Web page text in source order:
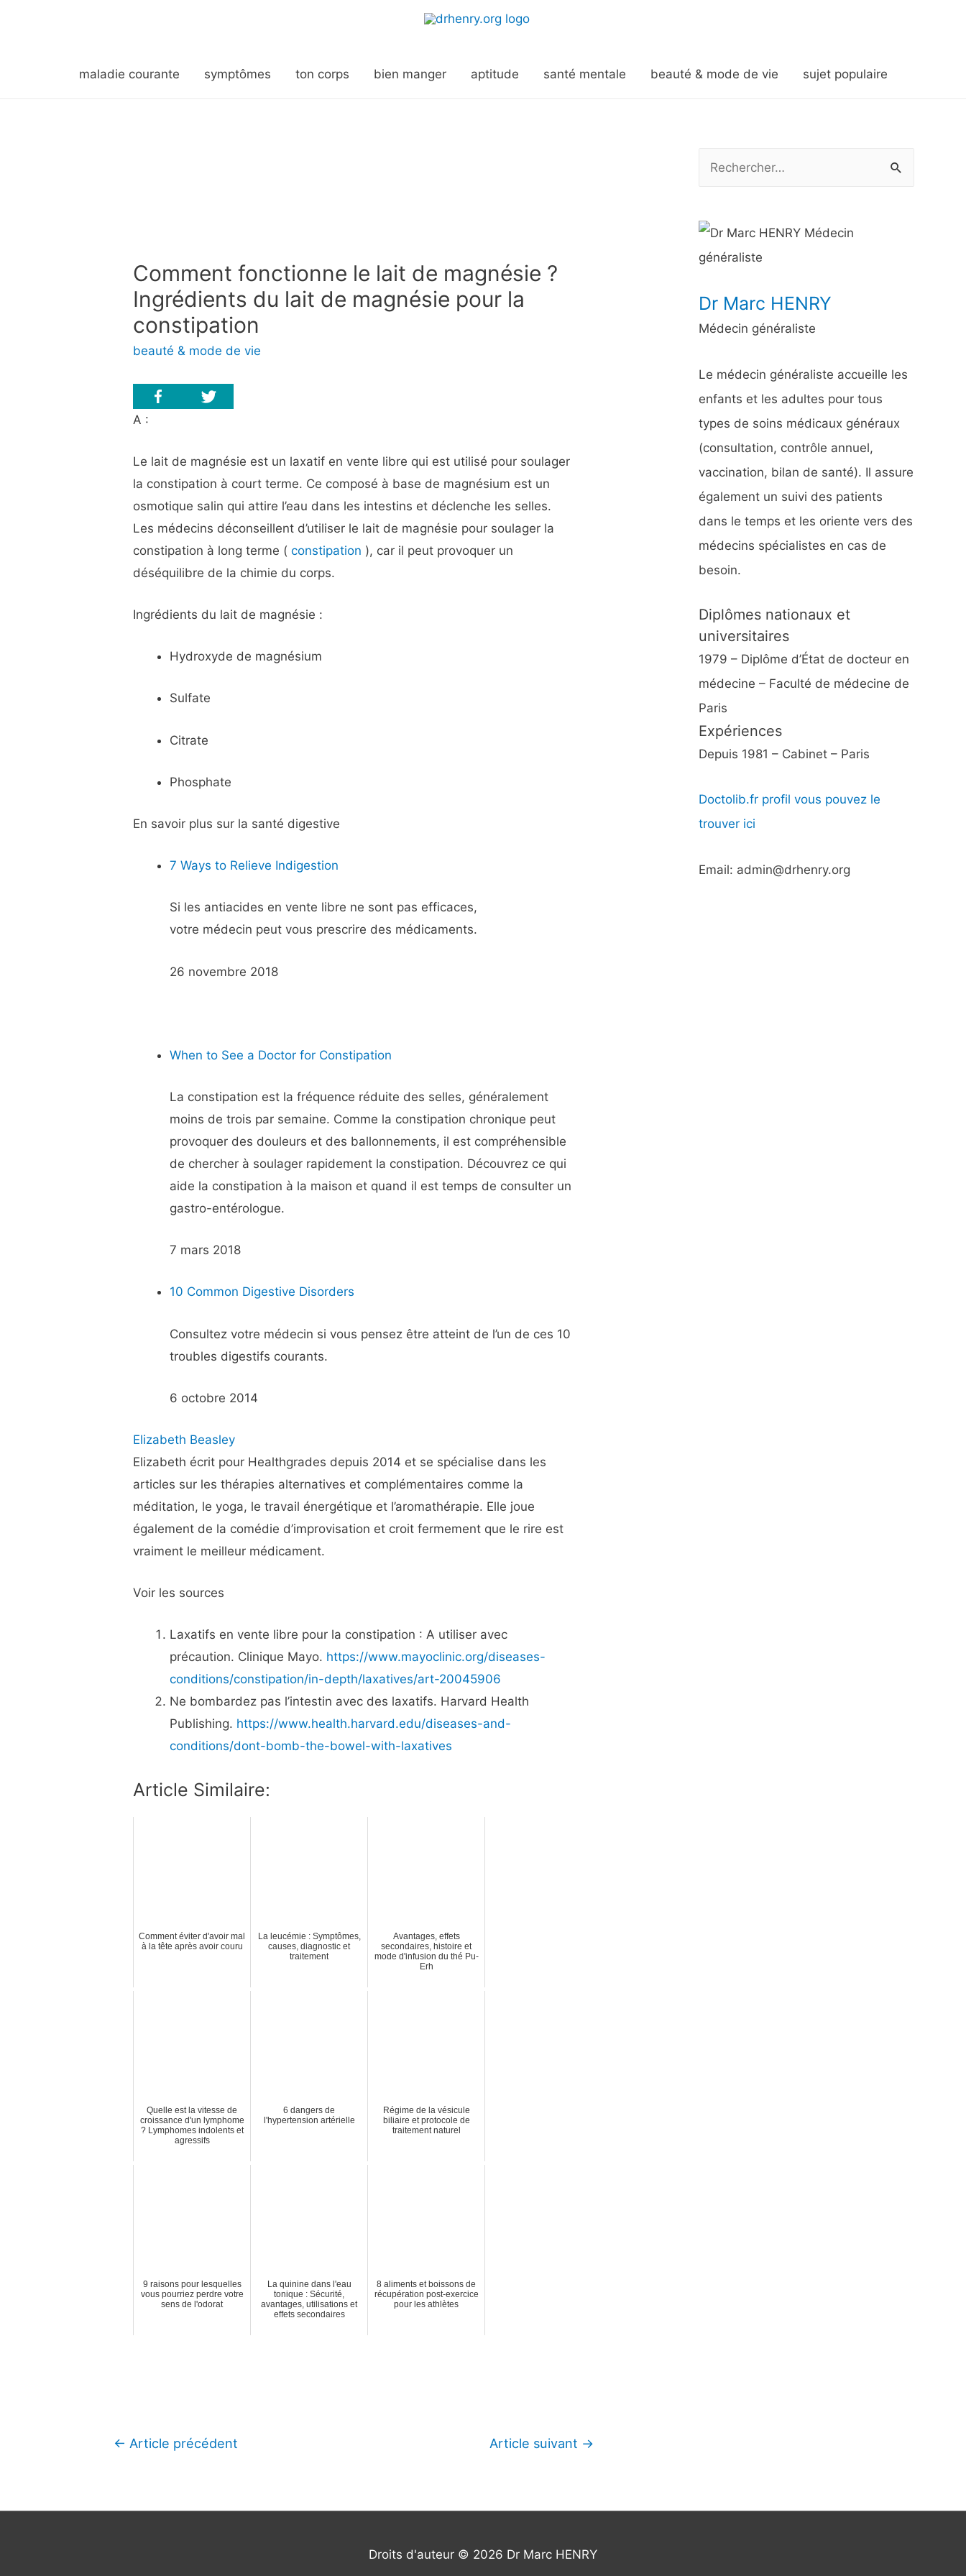
maladie courante symptômes ton corps bien manger aptitude santé mentale beauté & mode de vie sujet populaire
Comment fonctionne le lait de magnésie ?
Ingrédients du lait de magnésie pour la
constipation
beauté & mode de vie
A :
Le lait de magnésie est un laxatif en vente libre qui est utilisé pour soulager
la constipation à court terme. Ce composé à base de magnésium est un
osmotique salin qui attire l’eau dans les intestins et déclenche les selles.
Les médecins déconseillent d’utiliser le lait de magnésie pour soulager la
constipation à long terme (constipation ), car il peut provoquer un
déséquilibre de la chimie du corps.
Ingrédients du lait de magnésie :
Hydroxyde de magnésium
Sulfate
Citrate
Phosphate
En savoir plus sur la santé digestive
7 Ways to Relieve Indigestion
Si les antiacides en vente libre ne sont pas efficaces,
votre médecin peut vous prescrire des médicaments.
26 novembre 2018
When to See a Doctor for Constipation
La constipation est la fréquence réduite des selles, généralement
moins de trois par semaine. Comme la constipation chronique peut
provoquer des douleurs et des ballonnements, il est compréhensible
de chercher à soulager rapidement la constipation. Découvrez ce qui
aide la constipation à la maison et quand il est temps de consulter un
gastro-entérologue.
7 mars 2018
10 Common Digestive Disorders
Consultez votre médecin si vous pensez être atteint de l’un de ces 10
troubles digestifs courants.
6 octobre 2014
Elizabeth Beasley
Elizabeth écrit pour Healthgrades depuis 2014 et se spécialise dans les
articles sur les thérapies alternatives et complémentaires comme la
méditation, le yoga, le travail énergétique et l’aromathérapie. Elle joue
également de la comédie d’improvisation et croit fermement que le rire est
vraiment le meilleur médicament.
Voir les sources
Laxatifs en vente libre pour la constipation : A utiliser avec
précaution. Clinique Mayo. https://www.mayoclinic.org/diseases-
conditions/constipation/in-depth/laxatives/art-20045906
Ne bombardez pas l’intestin avec des laxatifs. Harvard Health
Publishing. https://www.health.harvard.edu/diseases-and-
conditions/dont-bomb-the-bowel-with-laxatives
Article Similaire:
Comment éviter d'avoir mal
à la tête après avoir couru
La leucémie : Symptômes,
causes, diagnostic et
traitement
Avantages, effets
secondaires, histoire et
mode d'infusion du thé Pu-
Erh
Quelle est la vitesse de
croissance d'un lymphome
? Lymphomes indolents et
agressifs
6 dangers de
l'hypertension artérielle
Régime de la vésicule
biliaire et protocole de
traitement naturel
9 raisons pour lesquelles
vous pourriez perdre votre
sens de l'odorat
La quinine dans l'eau
tonique : Sécurité,
avantages, utilisations et
effets secondaires
8 aliments et boissons de
récupération post-exercice
pour les athlètes
Navigation
← Article précédent Article suivant →
h
e
c
h
r
:
Dr Marc HENRY
Médecin généraliste
Le médecin généraliste accueille les
enfants et les adultes pour tous
types de soins médicaux généraux
(consultation, contrôle annuel,
vaccination, bilan de santé). Il assure
également un suivi des patients
dans le temps et les oriente vers des
médecins spécialistes en cas de
besoin.
Diplômes nationaux et
universitaires
1979 – Diplôme d’État de docteur en
médecine – Faculté de médecine de
Paris
Expériences
Depuis 1981 – Cabinet – Paris
Doctolib.fr profil vous pouvez le
trouver ici
Email: admin@drhenry.org
Droits d'auteur © 2026 Dr Marc HENRY